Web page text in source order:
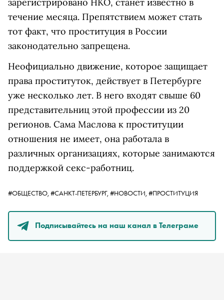
течение месяца. Препятствием может стать
тот факт, что проституция в России
законодательно запрещена.
Неофициально движение, которое защищает
права проституток, действует в Петербурге
уже несколько лет. В него входят свыше 60
представительниц этой профессии из 20
регионов. Сама Маслова к проституции
отношения не имеет, она работала в
различных организациях, которые занимаются
поддержкой секс-работниц.
#ОБЩЕСТВО, #САНКТ-ПЕТЕРБУРГ, #НОВОСТИ, #ПРОСТИТУЦИЯ
Подписывайтесь на наш канал в Телеграме